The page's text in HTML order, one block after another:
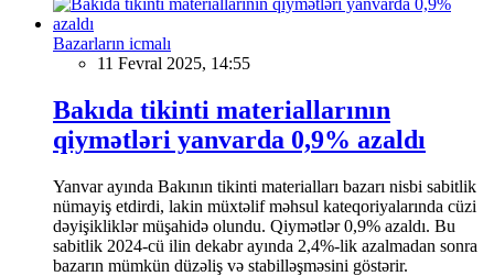
Bazarların icmalı
11 Fevral 2025, 14:55
Bakıda tikinti materiallarının
qiymətləri yanvarda 0,9% azaldı
Yanvar ayında Bakının tikinti materialları bazarı nisbi sabitlik
nümayiş etdirdi, lakin müxtəlif məhsul kateqoriyalarında cüzi
dəyişikliklər müşahidə olundu. Qiymətlər 0,9% azaldı. Bu
sabitlik 2024-cü ilin dekabr ayında 2,4%-lik azalmadan sonra
bazarın mümkün düzəliş və stabilləşməsini göstərir.